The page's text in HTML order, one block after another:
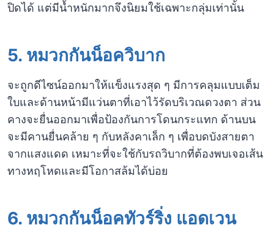
ปิดได้ แต่มีน้ำหนักมากจึงนิยมใช้เฉพาะกลุ่มเท่านั้น
5. หมวกกันน็อควิบาก
จะถูกดีไซน์ออกมาให้แข็งแรงสุด ๆ มีการคลุมแบบเต็ม
ใบและด้านหน้ามีแว่นตาที่เอาไว้รัดบริเวณดวงตา ส่วน
คางจะยื่นออกมาเพื่อป้องกันการโดนกระแทก ด้านบน
จะมีคานยื่นคล้าย ๆ กับหลังคาเล็ก ๆ เพื่อบดบังสายตา
จากแสงแดด เหมาะที่จะใช้กับรถวิบากที่ต้องพบเจอเส้น
ทางหฤโหดและมีโอกาสล้มได้บ่อย
6. หมวกกันน็อคทัวร์ริ่ง แอดเวน